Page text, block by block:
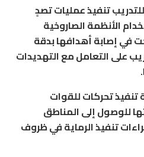
تنفيذ عمليات تصدٍ
الأنظمة الصاروخية
في إصابة أهدافها بدقة
على التعامل مع التهديدات
تحركات للقوات
للوصول إلى المناطق
تنفيذ الرماية في ظروف